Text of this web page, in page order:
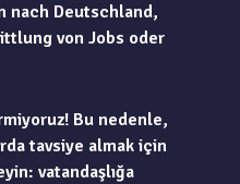
nach Deutschland,
von Jobs oder
Bu nedenle,
tavsiye almak için
vatandaşlığa